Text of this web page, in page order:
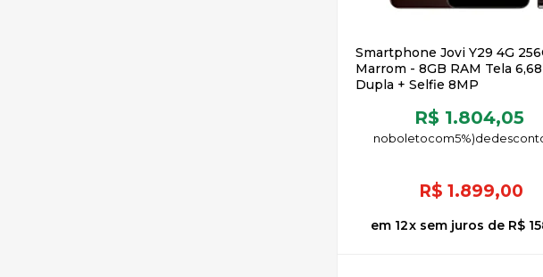
Smartphone Jovi Y29 4G
Marrom - 8GB RAM Tela
Dupla + Selfie 8MP
R$ 1.804,05
de
5%)
noboleto
R$ 1.899,00
12x de R$
sem juros